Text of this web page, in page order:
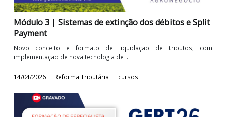
Módulo 4 | Não Cumulatividade e os Processos
Apurações do IBS e CBS
Apurações dos tributos com base em sistemas
seus efeitos no processo ...